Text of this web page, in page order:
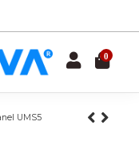
0
UMS5